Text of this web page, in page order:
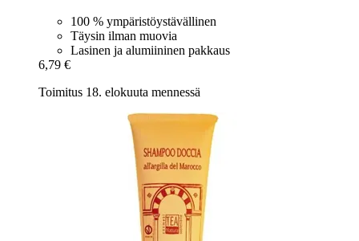
100 % ympäristöystävällinen
Täysin ilman muovia
Lasinen ja alumiininen pakkaus
6,79 €
Toimitus 18. elokuuta mennessä